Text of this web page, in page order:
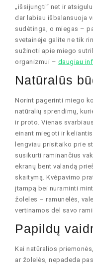
„išsijungti“ net ir
dar labiau išbalansuoja
sudėtinga, o miegas –
svetainėje galite ne tik
sužinoti apie miego
organizmui – daugiau
Natūralūs
Norint pagerinti miego
natūralių sprendimų,
ir proto. Vienas
einant miegoti ir
lengviau prisitaiko prie
susikurti raminančius
ekranų bent valandą
skaitymą. Kvėpavimo
įtampą bei nuraminti
žoleles – ramunėlės,
vertinamos dėl savo
Papildų
Kai natūralios
ar žolelės, nepadeda